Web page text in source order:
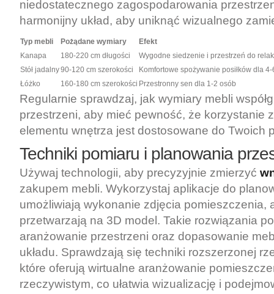
niedostatecznego zagospodarowania
harmonijny układ, aby uniknąć wizualnego
Typ mebli Pożądane wymiary
Efekt
Kanapa
180-220 cm długości
Wygodne siedzenie i przestrzeń do
Stół jadalny90-120 cm szerokości
Komfortowe spożywanie posiłków dla
Łóżko
160-180 cm szerokości Przestronny sen dla 1-2 osób
Regularnie sprawdzaj, jak wymiary mebli
przestrzeni, aby mieć pewność, że korzystanie
elementu wnętrza jest dostosowane do Twoich
Techniki pomiaru i planowania
Używaj technologii, aby precyzyjnie zmierzyć
zakupem mebli. Wykorzystaj aplikacje do
umożliwiają wykonanie zdjęcia pomieszczenia,
przetwarzają na 3D model. Takie rozwiązania
aranżowanie przestrzeni oraz dopasowanie
układu. Sprawdzają się techniki rozszerzonej
które oferują wirtualne aranżowanie
rzeczywistym, co ułatwia wizualizację i